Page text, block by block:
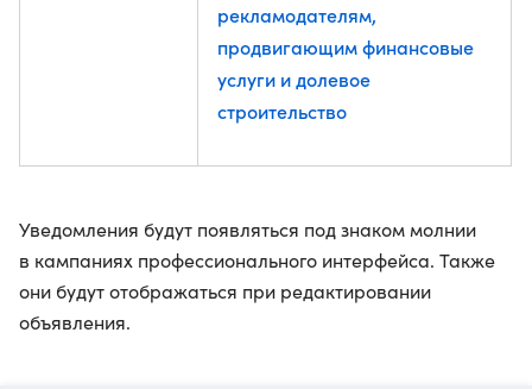
рекламодателям,
продвигающим финансовые
услуги и долевое
строительство
Уведомления будут появляться под знаком молнии
в кампаниях профессионального интерфейса. Также
они будут отображаться при редактировании
объявления.